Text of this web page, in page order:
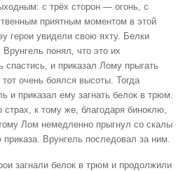
с трёх сторон — огонь, с
приятным моментом в этой
герои увидели свою яхту. Белки
понял, что это их
спастись, и приказал Лому прыгать
очень боялся высоты. Тогда
и приказал ему загнать белок в трюм.
страх, к тому же, благодаря биноклю,
Лом немедленно прыгнул со скалы
Врунгель последовал за ним.
загнали белок в трюм и продолжили